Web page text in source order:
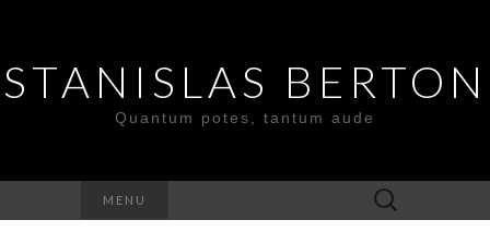
STANISLAS BERTON
Quantum potes, tantum aude
MENU
Search
for: